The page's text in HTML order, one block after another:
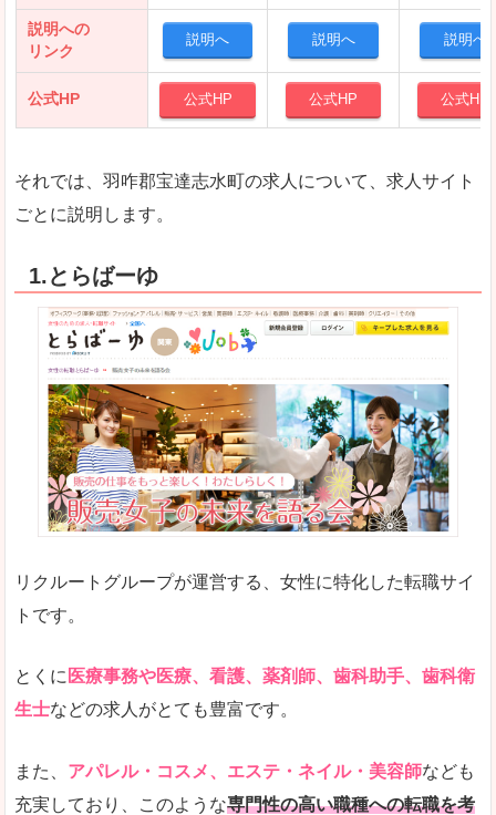
説明への
リンク
説明へ 説明へ 説明へ
公式HP 公式HP 公式HP 公式HP
それでは、羽咋郡宝達志水町の求人について、求人サイト
ごとに説明します。
1.とらばーゆ
リクルートグループが運営する、女性に特化した転職サイ
トです。
とくに 医療事務や医療、看護、薬剤師、歯科助手、歯科衛
生士などの求人がとても豊富です。
また、 アパレル・コスメ、エステ・ネイル・美容師なども
充実しており、このような専門性の高い職種への転職を考